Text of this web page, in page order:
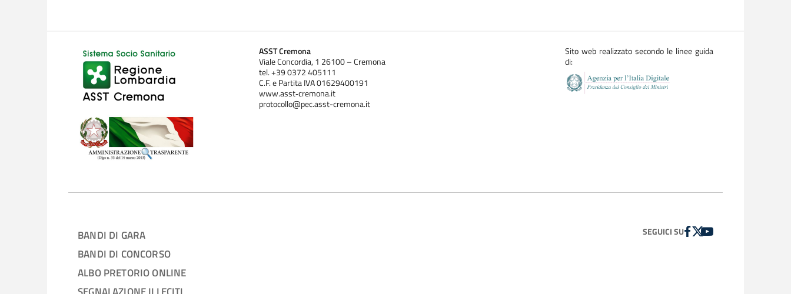
ASST Cremona
Viale Concordia, 1 26100 – Cremona
tel. +39 0372 405111
C.F. e Partita IVA 01629400191
www.asst‐cremona.it
protocollo@pec.asst-cremona.it
Sito web realizzato secondo le linee guida
di:
BANDI DI GARA
BANDI DI CONCORSO
ALBO PRETORIO ONLINE
SEGUICI SUFACEBOOK
TWITTER
YOUTUBE